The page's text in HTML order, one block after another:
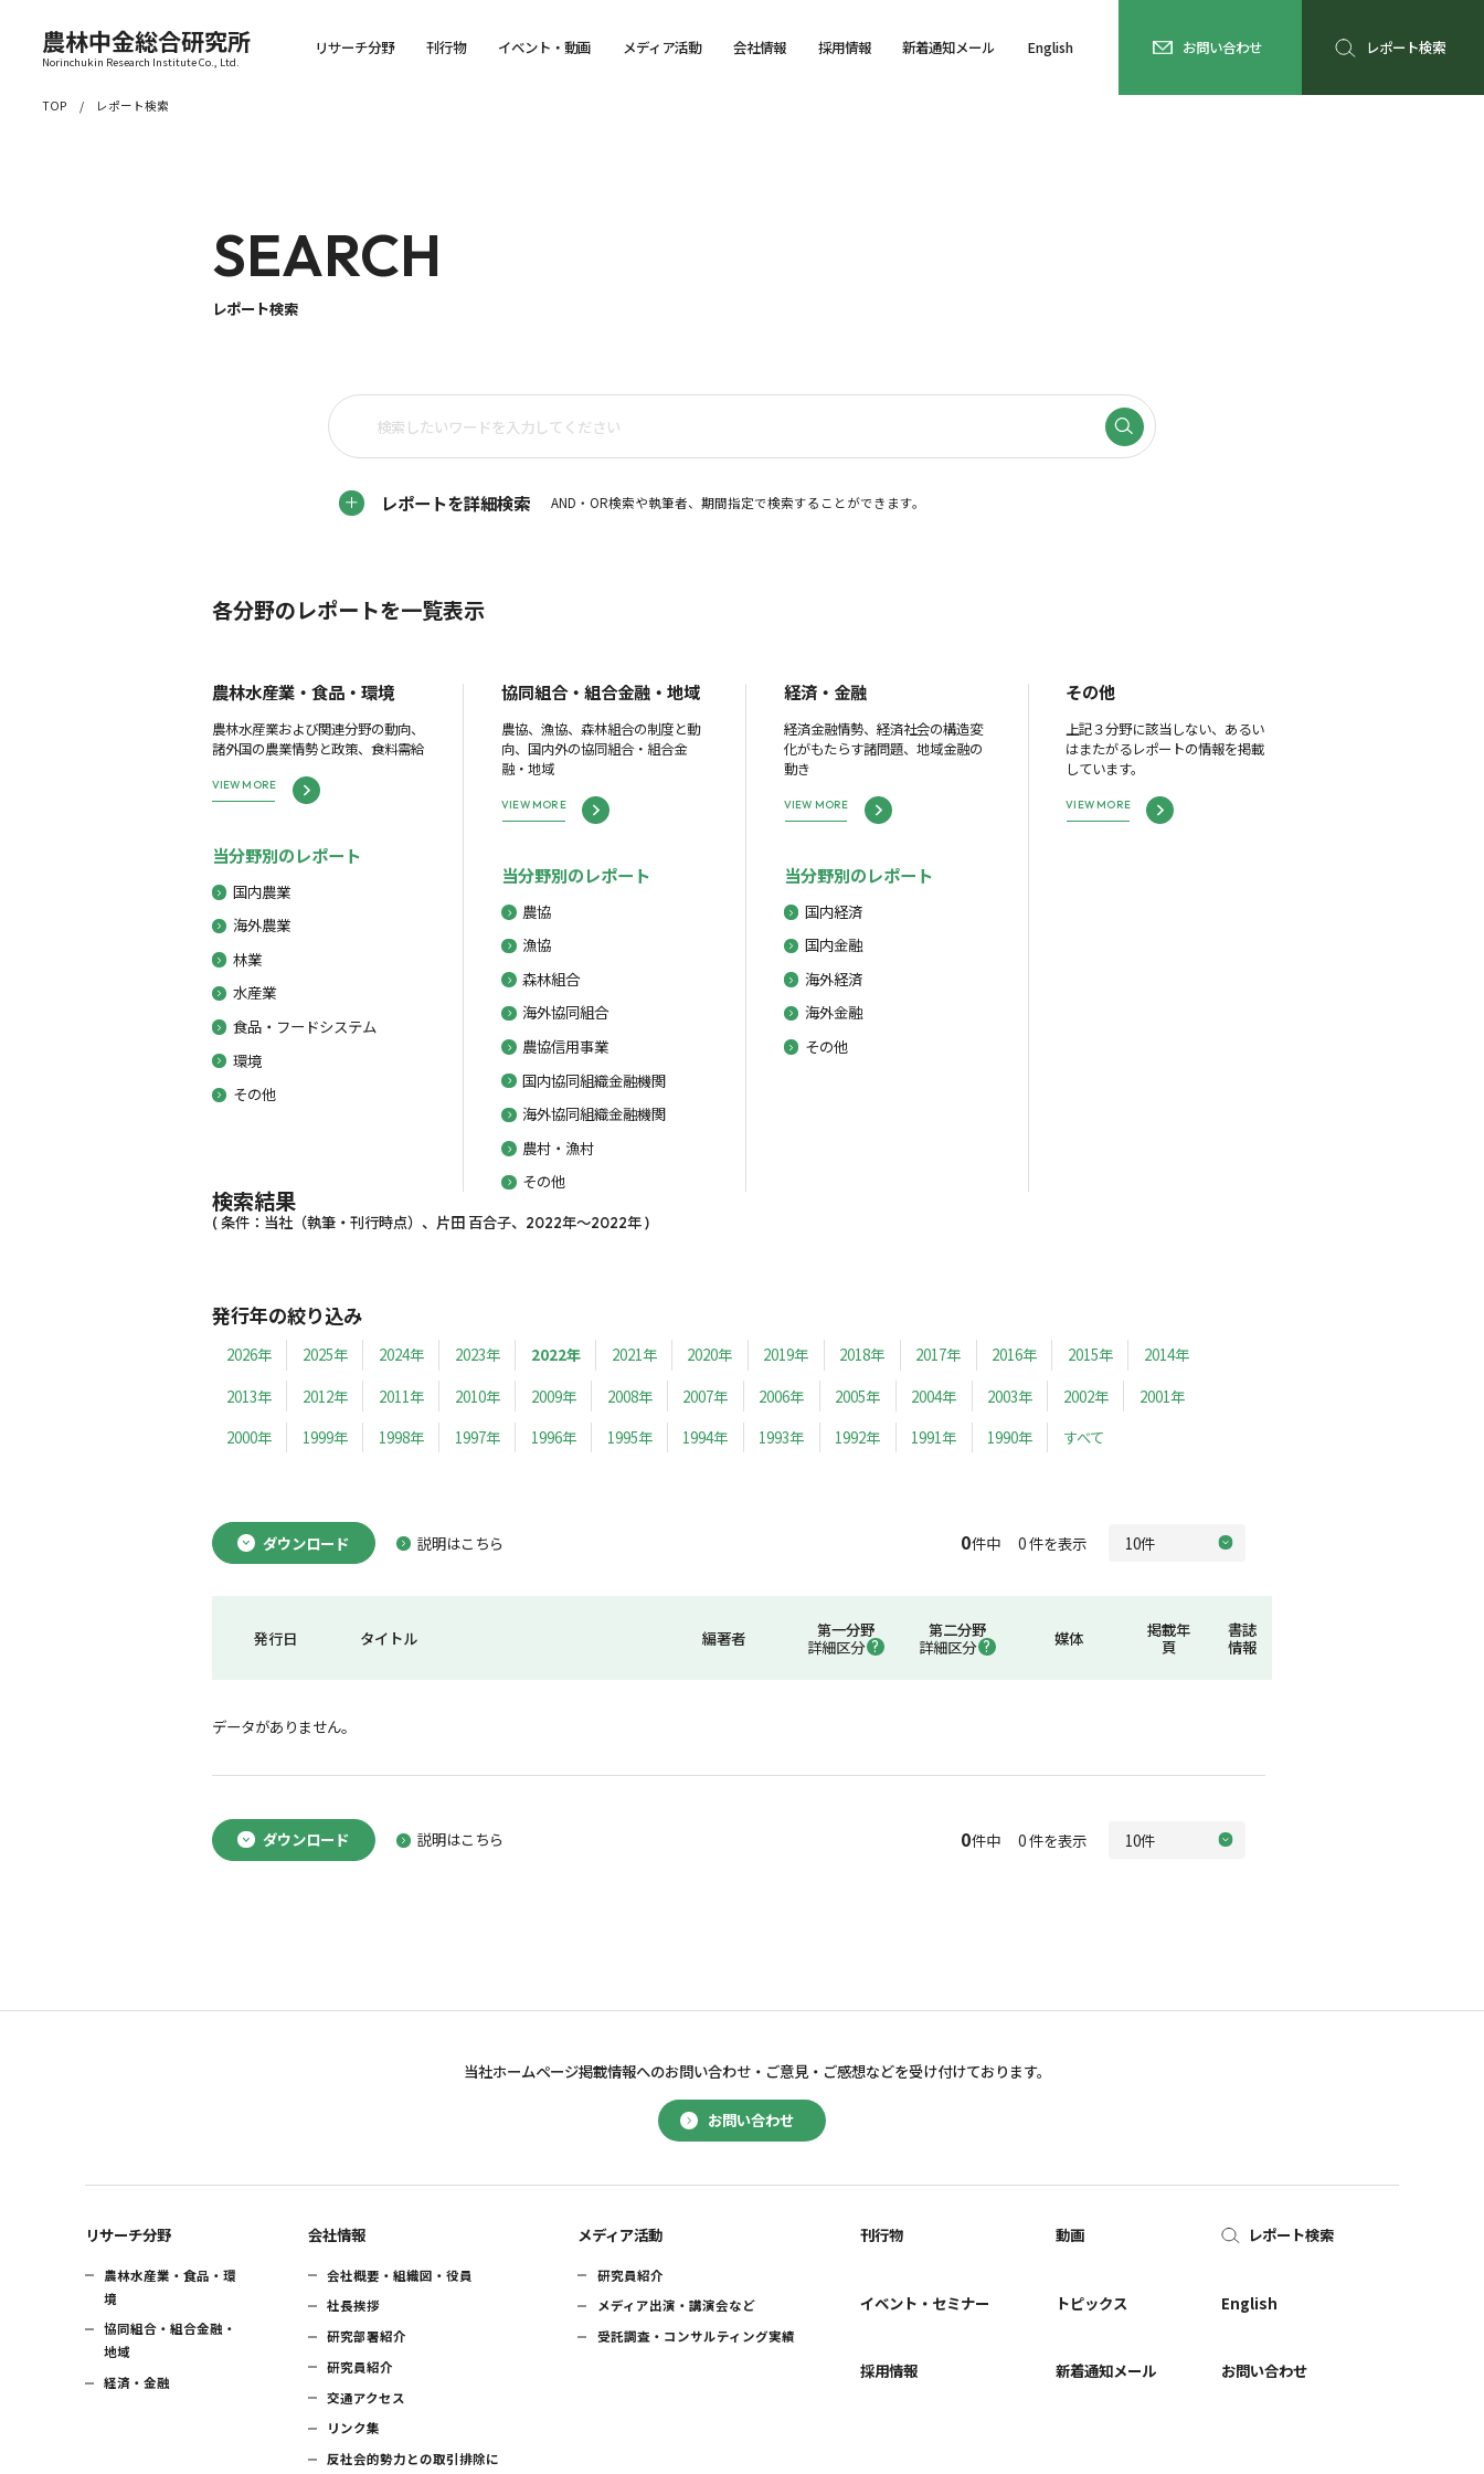
農林中金総合研究所
Norinchukin Research Institute Co., Ltd.
リサーチ分野 刊行物 イベント・動画 メディア活動 会社情報 採用情報 新着通知メール English お問い合わせ レポート検索
TOP レポート検索
SEARCH
レポート検索
レポートを詳細検索 AND・OR検索や執筆者、期間指定で検索することができます。
各分野のレポートを一覧表示
農林水産業・食品・環境
農林水産業および関連分野の動向、
諸外国の農業情勢と政策、食料需給
VIEW MORE
当分野別のレポート
国内農業
海外農業
林業
水産業
食品・フードシステム
環境
その他
協同組合・組合金融・地域
農協、漁協、森林組合の制度と動
向、国内外の協同組合・組合金
融・地域
VIEW MORE
当分野別のレポート
農協
漁協
森林組合
海外協同組合
農協信用事業
国内協同組織金融機関
海外協同組織金融機関
農村・漁村
その他
経済・金融
経済金融情勢、経済社会の構造変
化がもたらす諸問題、地域金融の
動き
VIEW MORE
当分野別のレポート
国内経済
国内金融
海外経済
海外金融
その他
その他
上記３分野に該当しない、あるい
はまたがるレポートの情報を掲載
しています。
VIEW MORE
検索結果
( 条件：当社（執筆・刊行時点）、片田 百合子、2022年～2022年 )
発行年の絞り込み
2026年 2025年 2024年 2023年 2022年 2021年 2020年 2019年 2018年 2017年 2016年 2015年
2014年
2013年
2012年 2011年 2010年 2009年 2008年 2007年 2006年 2005年 2004年 2003年 2002年
2001年
2000年
1999年 1998年 1997年 1996年 1995年 1994年 1993年 1992年 1991年 1990年 すべて
ダウンロード 説明はこちら 0件中 0 件を表示
発行日 タイトル 編著者
第一分野
詳細区分
第二分野
詳細区分
媒体
掲載年
頁
書誌
情報
データがありません。
ダウンロード 説明はこちら 0件中 0 件を表示
お問い合わせ
当社ホームページ掲載情報へのお問い合わせ・ ご意見・ご感想などを受け付けております。
リサーチ分野
農林水産業・食品・環
境
協同組合・組合金融・
地域
経済・金融
会社情報
会社概要・組織図・役員
社長挨拶
研究部署紹介
研究員紹介
交通アクセス
リンク集
反社会的勢力との取引排除に
メディア活動
研究員紹介
メディア出演・講演会など
受託調査・コンサルティング実績
刊行物
イベント・セミナー
採用情報
動画
トピックス
新着通知メール
レポート検索
English
お問い合わせ